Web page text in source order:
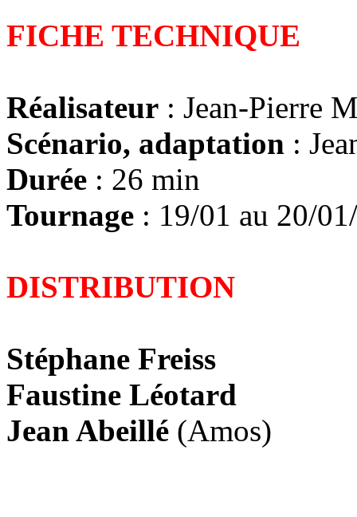
FICHE TECHNIQUE
Réalisateur : Jean-Pierre
Scénario, adaptation :
Durée : 26 min
Tournage : 19/01 au 20/
DISTRIBUTION
Stéphane Freiss
Faustine Léotard
Jean Abeillé (Amos)